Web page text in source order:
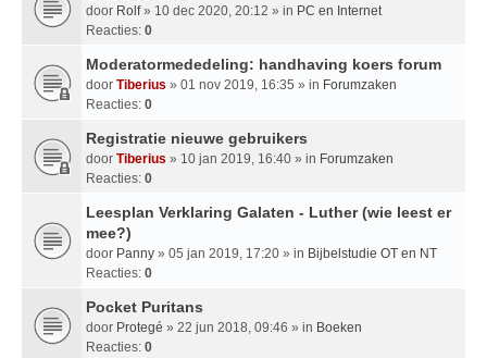
door Rolf» 10 dec 2020, 20:12 » in PC en Internet
Reacties: 0
Moderatormededeling: handhaving koers forum
door Tiberius » 01 nov 2019, 16:35 » in Forumzaken
Reacties: 0
Registratie nieuwe gebruikers
door Tiberius » 10 jan 2019, 16:40 » in Forumzaken
Reacties: 0
Leesplan Verklaring Galaten - Luther (wie leest er
mee?)
door Panny » 05 jan 2019, 17:20 » in Bijbelstudie OT en NT
Reacties: 0
Pocket Puritans
door Protegé » 22 jun 2018, 09:46 » in Boeken
Reacties: 0